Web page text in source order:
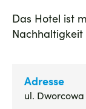
Das Hotel ist
Adresse
ul. Dworcowa